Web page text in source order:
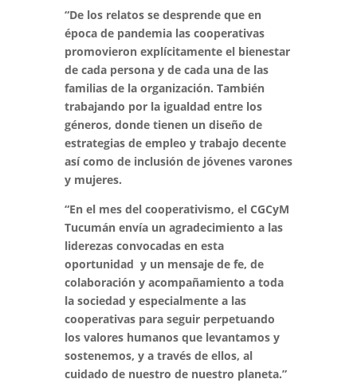
“De los relatos se desprende que en
época de pandemia las cooperativas
promovieron explícitamente el bienestar
de cada persona y de cada una de las
familias de la organización. También
trabajando por la igualdad entre los
géneros, donde tienen un diseño de
estrategias de empleo y trabajo decente
así como de inclusión de jóvenes varones
y mujeres.
“En el mes del cooperativismo, el CGCyM
Tucumán envía un agradecimiento a las
liderezas convocadas en esta
oportunidad y un mensaje de fe, de
colaboración y acompañamiento a toda
la sociedad y especialmente a las
cooperativas para seguir perpetuando
los valores humanos que levantamos y
sostenemos, y a través de ellos, al
cuidado de nuestro de nuestro planeta.”